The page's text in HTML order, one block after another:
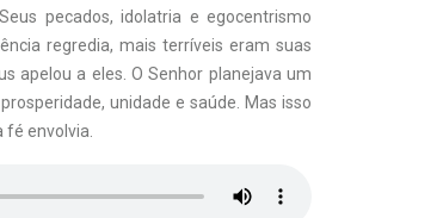
pecados, idolatria e egocentrismo
regredia, mais terríveis eram suas
apelou a eles. O Senhor planejava um
unidade e saúde. Mas isso
fé envolvia.